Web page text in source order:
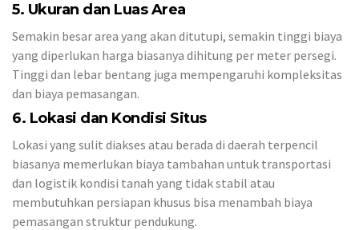
5. Ukuran dan Luas Area
Semakin besar area yang akan ditutupi, semakin tinggi biaya
yang diperlukan harga biasanya dihitung per meter persegi.
Tinggi dan lebar bentang juga mempengaruhi kompleksitas
dan biaya pemasangan.
6. Lokasi dan Kondisi Situs
Lokasi yang sulit diakses atau berada di daerah terpencil
biasanya memerlukan biaya tambahan untuk transportasi
dan logistik kondisi tanah yang tidak stabil atau
membutuhkan persiapan khusus bisa menambah biaya
pemasangan struktur pendukung.